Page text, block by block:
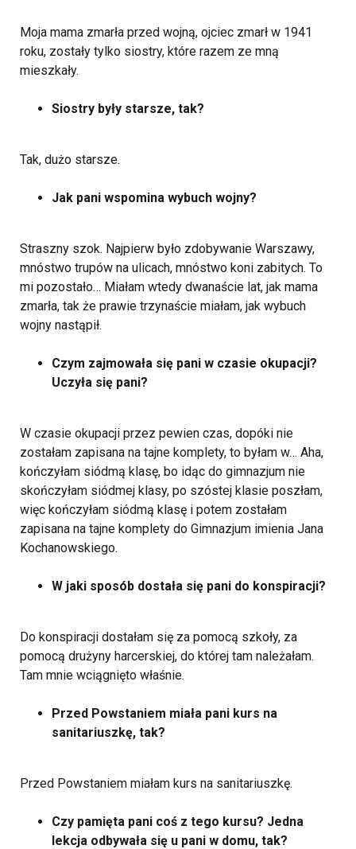
Moja mama zmarła przed wojną, ojciec zmarł w 1941
roku, zostały tylko siostry, które razem ze mną
mieszkały.
Siostry były starsze, tak?
Tak, dużo starsze.
Jak pani wspomina wybuch wojny?
Straszny szok. Najpierw było zdobywanie Warszawy,
mnóstwo trupów na ulicach, mnóstwo koni zabitych. To
mi pozostało… Miałam wtedy dwanaście lat, jak mama
zmarła, tak że prawie trzynaście miałam, jak wybuch
wojny nastąpił.
Czym zajmowała się pani w czasie okupacji?
Uczyła się pani?
W czasie okupacji przez pewien czas, dopóki nie
zostałam zapisana na tajne komplety, to byłam w… Aha,
kończyłam siódmą klasę, bo idąc do gimnazjum nie
skończyłam siódmej klasy, po szóstej klasie poszłam,
więc kończyłam siódmą klasę i potem zostałam
zapisana na tajne komplety do Gimnazjum imienia Jana
Kochanowskiego.
W jaki sposób dostała się pani do konspiracji?
Do konspiracji dostałam się za pomocą szkoły, za
pomocą drużyny harcerskiej, do której tam należałam.
Tam mnie wciągnięto właśnie.
Przed Powstaniem miała pani kurs na
sanitariuszkę, tak?
Przed Powstaniem miałam kurs na sanitariuszkę.
Czy pamięta pani coś z tego kursu? Jedna
lekcja odbywała się u pani w domu, tak?